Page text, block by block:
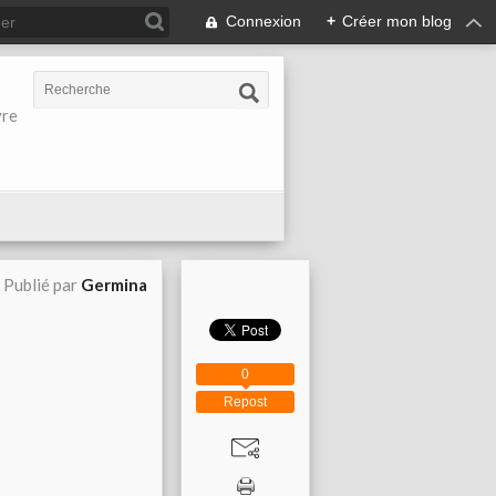
Connexion + Créer mon blog
Publié par Germina
Repost
0